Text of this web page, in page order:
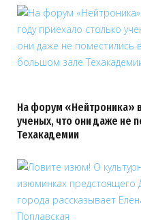
На форум «Нейтроника»
ученых, что они даже не
Техакадемии